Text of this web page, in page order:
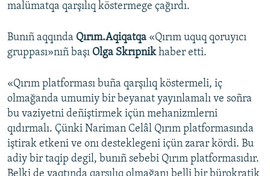
malümatqa qarşılıq köstermege çağırdı.
Bunıñ aqqında Qırım.Aqiqatqa «Qırım uquq qoruyıcı
gruppası»nıñ başı Olga Skrıpnikhaber etti.
«Qırım platforması buña qarşılıq köstermeli, iç
olmağanda umumiy bir beyanat yayınlamalı ve soñra
bu vaziyetni deñiştirmek içün mehanizmlerni
qıdırmalı. Çünki Nariman Celâl Qırım platformasında
iştirak etkeni ve onı desteklegeni içün zarar kördi. Bu
adiy bir taqip degil, bunıñ sebebi Qırım platformasıdır.